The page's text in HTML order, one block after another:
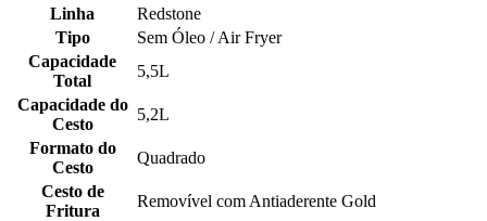
Linha
Redstone
Tipo
Sem Óleo / Air Fryer
Capacidade
Total
5,5L
Capacidade do
Cesto
5,2L
Formato do
Cesto
Quadrado
Cesto de
Fritura
Removível com Antiaderente Gold